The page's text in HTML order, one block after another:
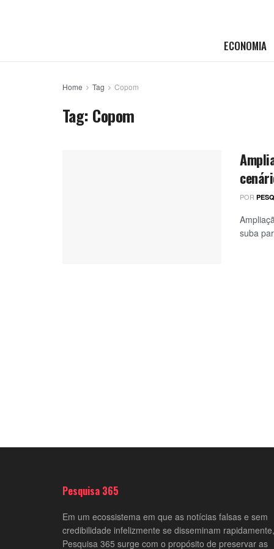
ECONOMIA
Home Tag Copom
Tag: Copom
POR
suba
Pesquisa 365
Em um ecossistema em que as notícias falsas e sem
credibilidade infelizmente se disseminam
Pesquisa 365 surge com o propósito de preservar as